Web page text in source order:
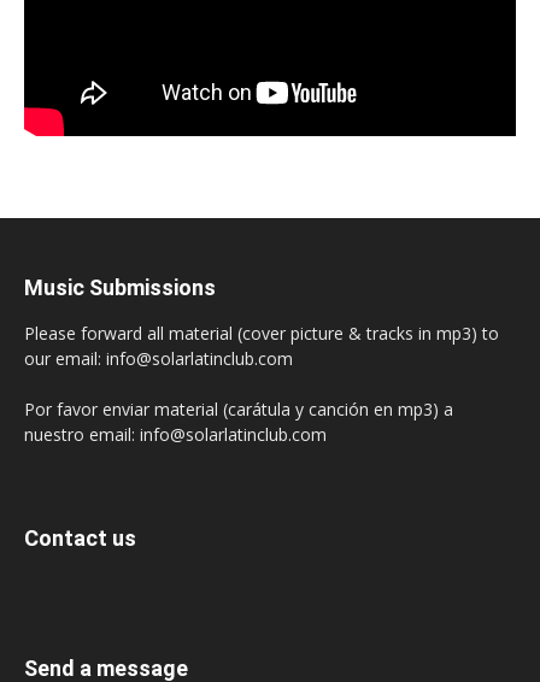
Music Submissions
Please forward all material (cover picture & tracks in mp3) to
our email: info@solarlatinclub.com
Por favor enviar material (carátula y canción en mp3) a
nuestro email: info@solarlatinclub.com
Contact us
Send a message